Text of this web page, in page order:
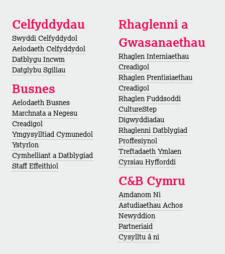
Celfyddydau
Swyddi Celfyddydol
Aelodaeth Celfyddydol
Datblygu Incwm
Datglybu Sgiliau
Busnes
Aelodaeth Busnes
Marchnata a Negesu
Creadigol
Ymgysylltiad Cymunedol
Ystyrlon
Cymhelliant a Datblygiad
Staff Effeithiol
Rhaglenni a
Gwasanaethau
Rhaglen Interniaethau
Creadigol
Rhaglen Prentisiaethau
Creadigol
Rhaglen Fuddsoddi
CultureStep
Digwyddiadau
Rhaglenni Datblygiad
Proffesiynol
Treftadaeth Ymlaen
Cyrsiau Hyfforddi
C&B Cymru
Amdanom Ni
Astudiaethau Achos
Newyddion
Partneriaid
Cysylltu â ni